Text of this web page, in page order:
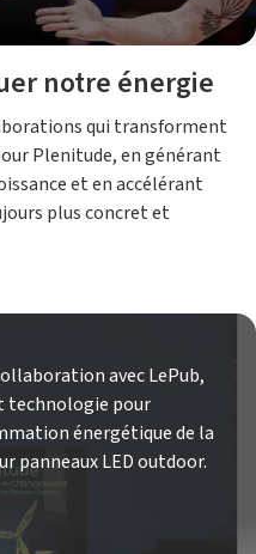
notre énergie
qui transforment
Plenitude, en générant
et en accélérant
plus concret et
avec LePub,
technologie pour
énergétique de la
panneaux LED outdoor.